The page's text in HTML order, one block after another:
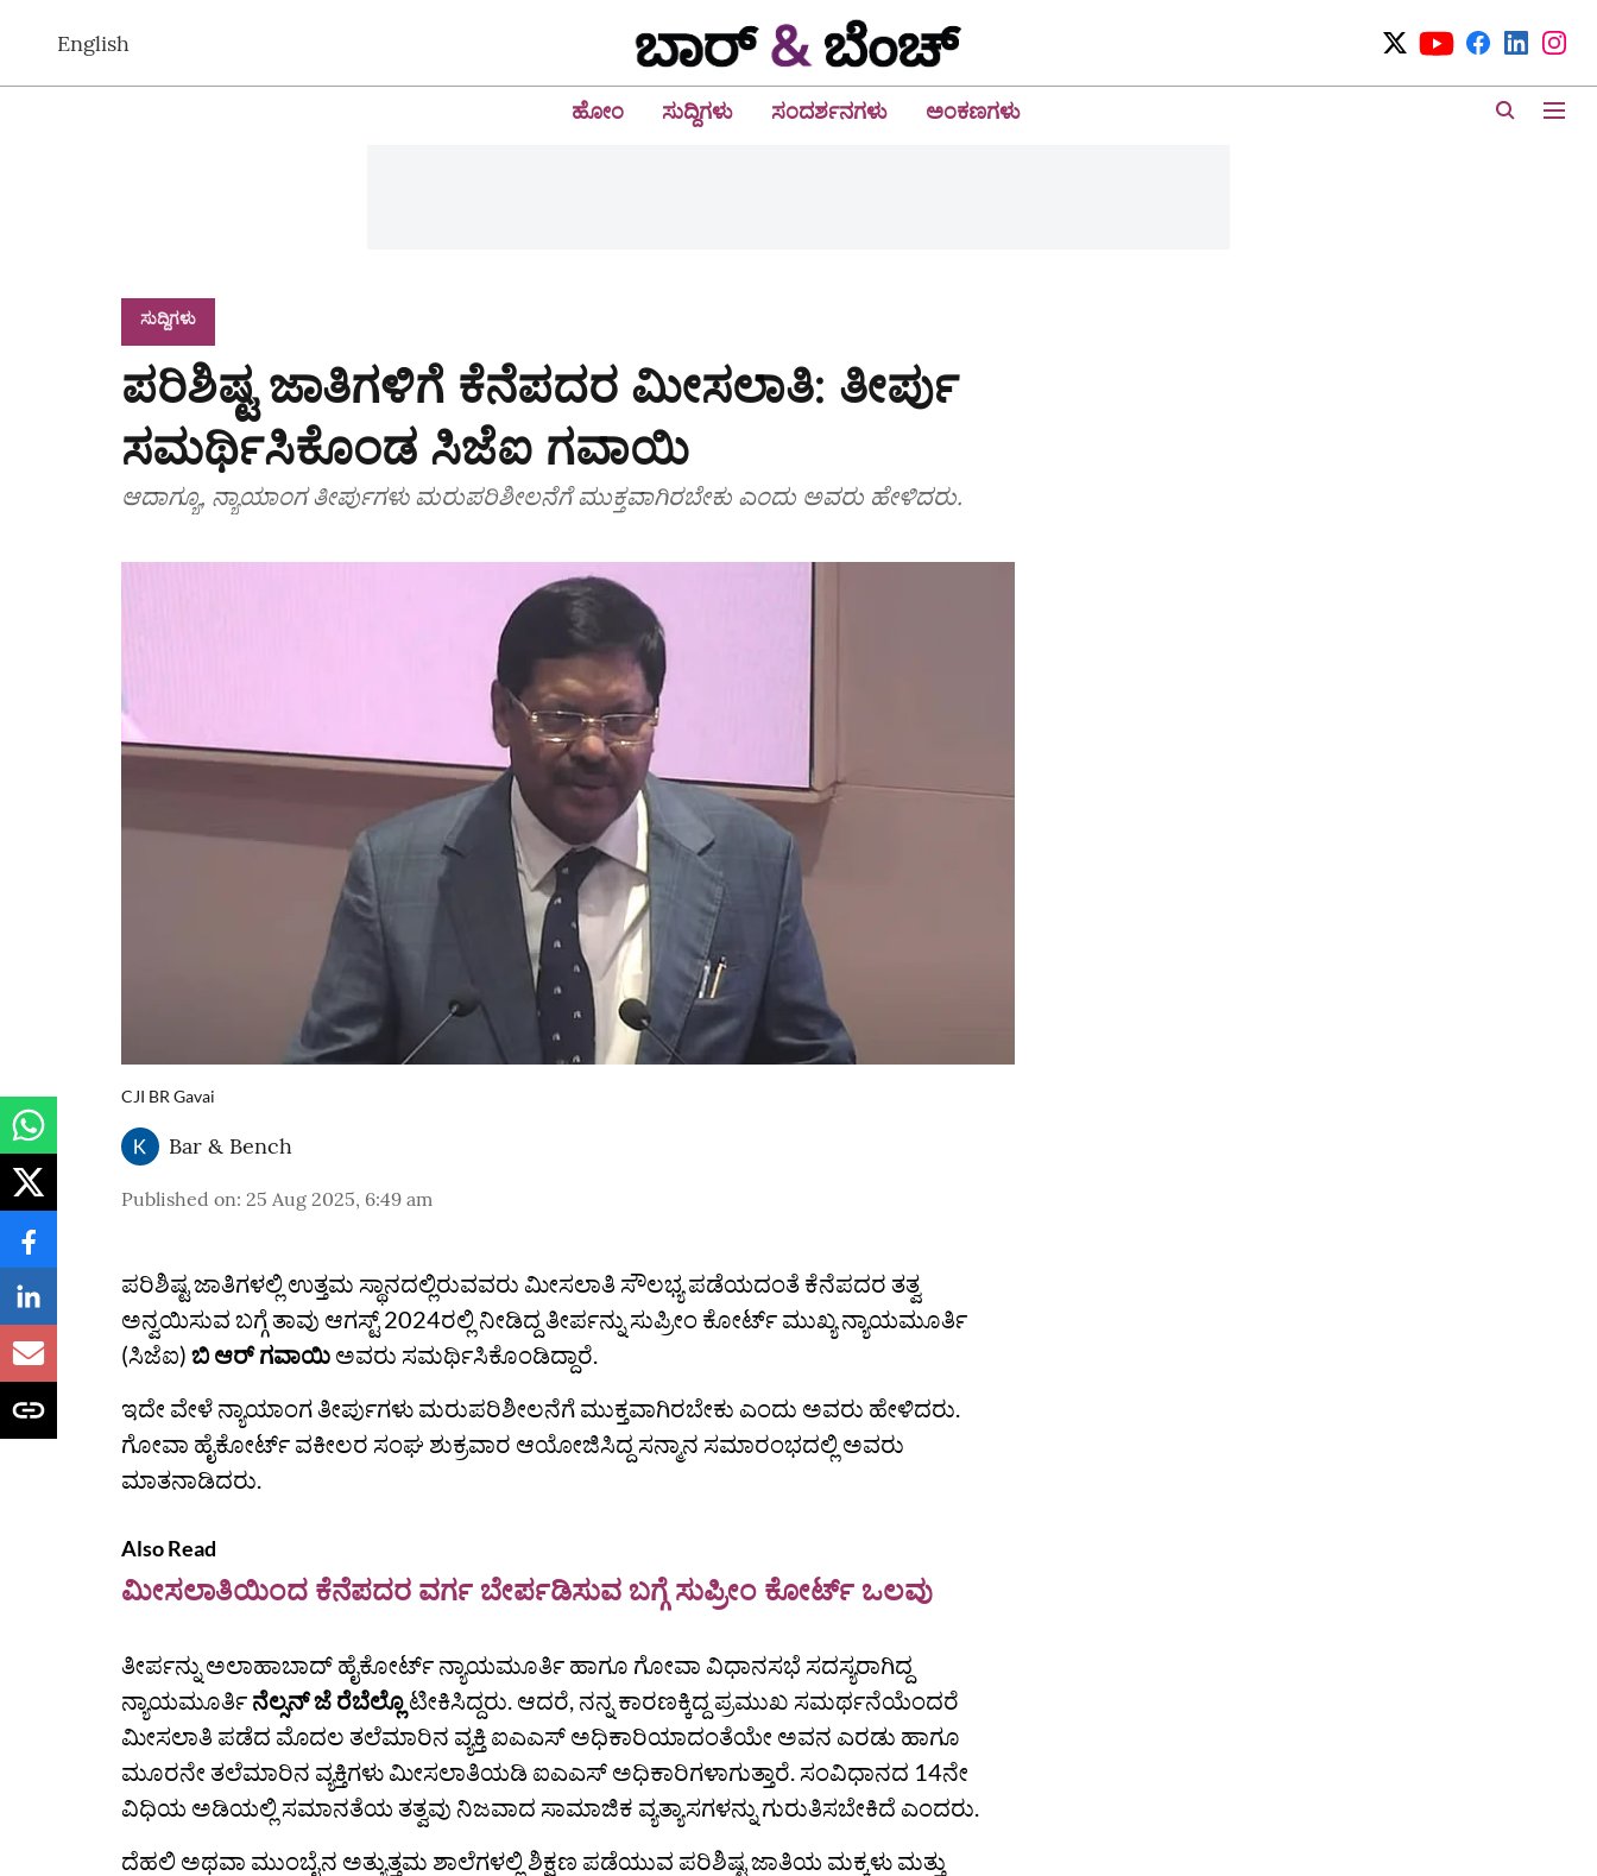
English
ಹೋಂ ಸುದ್ದಿಗಳು ಸಂದರ್ಶನಗಳು ಅಂಕಣಗಳು
ಸುದ್ದಿಗಳು
ಪರಿಶಿಷ್ಟ ಜಾತಿಗಳಿಗೆ ಕೆನೆಪದರ ಮೀಸಲಾತಿ: ತೀರ್ಪು
ಸಮರ್ಥಿಸಿಕೊಂಡ ಸಿಜೆಐ ಗವಾಯಿ
ಆದಾಗ್ಯೂ, ನ್ಯಾಯಾಂಗ ತೀರ್ಪುಗಳು ಮರುಪರಿಶೀಲನೆಗೆ ಮುಕ್ತವಾಗಿರಬೇಕು ಎಂದು ಅವರು ಹೇಳಿದರು.
CJI BR Gavai
Bar & Bench
Published on: 25 Aug 2025, 6:49 am
ಪರಿಶಿಷ್ಟ ಜಾತಿಗಳಲ್ಲಿ ಉತ್ತಮ ಸ್ಥಾನದಲ್ಲಿರುವವರು ಮೀಸಲಾತಿ ಸೌಲಭ್ಯ ಪಡೆಯದಂತೆ ಕೆನೆಪದರ ತತ್ವ
ಅನ್ವಯಿಸುವ ಬಗ್ಗೆ ತಾವು ಆಗಸ್ಟ್ 2024ರಲ್ಲಿ ನೀಡಿದ್ದ ತೀರ್ಪನ್ನು ಸುಪ್ರೀಂ ಕೋರ್ಟ್‌ ಮುಖ್ಯ ನ್ಯಾಯಮೂರ್ತಿ
(ಸಿಜೆಐ) ಬಿ ಆರ್ ಗವಾಯಿ ಅವರು ಸಮರ್ಥಿಸಿಕೊಂಡಿದ್ದಾರೆ.
ಇದೇ ವೇಳೆ ನ್ಯಾಯಾಂಗ ತೀರ್ಪುಗಳು ಮರುಪರಿಶೀಲನೆಗೆ ಮುಕ್ತವಾಗಿರಬೇಕು ಎಂದು ಅವರು ಹೇಳಿದರು.
ಗೋವಾ ಹೈಕೋರ್ಟ್ ವಕೀಲರ ಸಂಘ ಶುಕ್ರವಾರ ​​ಆಯೋಜಿಸಿದ್ದ ಸನ್ಮಾನ ಸಮಾರಂಭದಲ್ಲಿ ಅವರು
ಮಾತನಾಡಿದರು.
Also Read
ಮೀಸಲಾತಿಯಿಂದ ಕೆನೆಪದರ ವರ್ಗ ಬೇರ್ಪಡಿಸುವ ಬಗ್ಗೆ ಸುಪ್ರೀಂ ಕೋರ್ಟ್ ಒಲವು
ತೀರ್ಪನ್ನು ಅಲಾಹಾಬಾದ್‌ ಹೈಕೋರ್ಟ್‌ ನ್ಯಾಯಮೂರ್ತಿ ಹಾಗೂ ಗೋವಾ ವಿಧಾನಸಭೆ ಸದಸ್ಯರಾಗಿದ್ದ
ನ್ಯಾಯಮೂರ್ತಿ ನೆಲ್ಸನ್ ಜೆ ರೆಬೆಲ್ಲೊ ಟೀಕಿಸಿದ್ದರು. ಆದರೆ, ನನ್ನ ಕಾರಣಕ್ಕಿದ್ದ ಪ್ರಮುಖ ಸಮರ್ಥನೆಯೆಂದರೆ
ಮೀಸಲಾತಿ ಪಡೆದ ಮೊದಲ ತಲೆಮಾರಿನ ವ್ಯಕ್ತಿ ಐಎಎಸ್‌ ಅಧಿಕಾರಿಯಾದಂತೆಯೇ ಅವನ ಎರಡು ಹಾಗೂ
ಮೂರನೇ ತಲೆಮಾರಿನ ವ್ಯಕ್ತಿಗಳು ಮೀಸಲಾತಿಯಡಿ ಐಎಎಸ್‌ ಅಧಿಕಾರಿಗಳಾಗುತ್ತಾರೆ. ಸಂವಿಧಾನದ 14ನೇ
ವಿಧಿಯ ಅಡಿಯಲ್ಲಿ ಸಮಾನತೆಯ ತತ್ವವು ನಿಜವಾದ ಸಾಮಾಜಿಕ ವ್ಯತ್ಯಾಸಗಳನ್ನು ಗುರುತಿಸಬೇಕಿದೆ ಎಂದರು.
ದೆಹಲಿ ಅಥವಾ ಮುಂಬೈನ ಅತ್ಯುತ್ತಮ ಶಾಲೆಗಳಲ್ಲಿ ಶಿಕ್ಷಣ ಪಡೆಯುವ ಪರಿಶಿಷ್ಟ ಜಾತಿಯ ಮಕ್ಕಳು ಮತ್ತು